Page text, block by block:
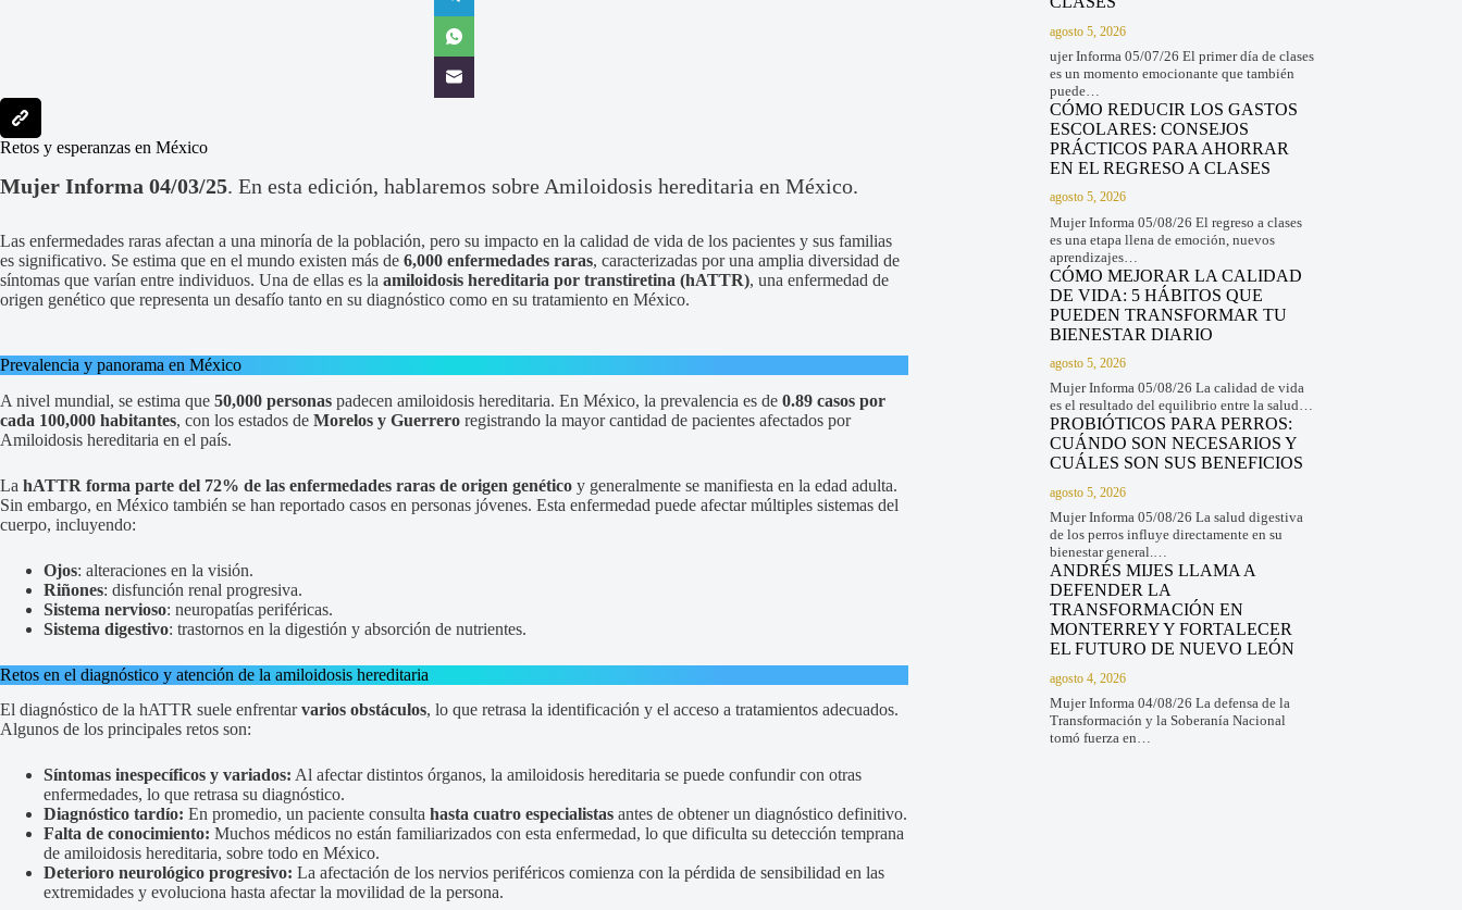
Retos y esperanzas en México
Mujer Informa 04/03/25. En esta edición, hablaremos sobre Amiloidosis hereditaria en México.
Las enfermedades raras afectan a una minoría de la población, pero su impacto en la calidad de vida de los pacientes y sus familias
es significativo. Se estima que en el mundo existen más de 6,000 enfermedades raras, caracterizadas por una amplia diversidad de
síntomas que varían entre individuos. Una de ellas es la amiloidosis hereditaria por transtiretina (hATTR), una enfermedad de
origen genético que representa un desafío tanto en su diagnóstico como en su tratamiento en México.
Prevalencia y panorama en México
A nivel mundial, se estima que 50,000 personas padecen amiloidosis hereditaria. En México, la prevalencia es de 0.89 casos por
cada 100,000 habitantes, con los estados de Morelos y Guerrero registrando la mayor cantidad de pacientes afectados por
Amiloidosis hereditaria en el país.
La hATTR forma parte del 72% de las enfermedades raras de origen genético y generalmente se manifiesta en la edad adulta.
Sin embargo, en México también se han reportado casos en personas jóvenes. Esta enfermedad puede afectar múltiples sistemas del
cuerpo, incluyendo:
Ojos: alteraciones en la visión.
Riñones: disfunción renal progresiva.
Sistema nervioso: neuropatías periféricas.
Sistema digestivo: trastornos en la digestión y absorción de nutrientes.
Retos en el diagnóstico y atención de la amiloidosis hereditaria
El diagnóstico de la hATTR suele enfrentarvarios obstáculos, lo que retrasa la identificación y el acceso a tratamientos adecuados.
Algunos de los principales retos son:
Síntomas inespecíficos y variados: Al afectar distintos órganos, la amiloidosis hereditaria se puede confundir con otras
enfermedades, lo que retrasa su diagnóstico.
Diagnóstico tardío: En promedio, un paciente consulta hasta cuatro especialistas antes de obtener un diagnóstico definitivo.
Falta de conocimiento: Muchos médicos no están familiarizados con esta enfermedad, lo que dificulta su detección temprana
de amiloidosis hereditaria, sobre todo en México.
Deterioro neurológico progresivo: La afectación de los nervios periféricos comienza con la pérdida de sensibilidad en las
extremidades y evoluciona hasta afectar la movilidad de la persona.
agosto 5, 2026
ujer Informa 05/07/26 El primer día de clases
es un momento emocionante que también
puede…
CÓMO REDUCIR LOS GASTOS
ESCOLARES: CONSEJOS
PRÁCTICOS PARA AHORRAR
EN EL REGRESO A CLASES
agosto 5, 2026
Mujer Informa 05/08/26 El regreso a clases
es una etapa llena de emoción, nuevos
aprendizajes…
CÓMO MEJORAR LA CALIDAD
DE VIDA: 5 HÁBITOS QUE
PUEDEN TRANSFORMAR TU
BIENESTAR DIARIO
agosto 5, 2026
Mujer Informa 05/08/26 La calidad de vida
es el resultado del equilibrio entre la salud…
PROBIÓTICOS PARA PERROS:
CUÁNDO SON NECESARIOS Y
CUÁLES SON SUS BENEFICIOS
agosto 5, 2026
Mujer Informa 05/08/26 La salud digestiva
de los perros influye directamente en su
bienestar general.…
ANDRÉS MIJES LLAMA A
DEFENDER LA
TRANSFORMACIÓN EN
MONTERREY Y FORTALECER
EL FUTURO DE NUEVO LEÓN
agosto 4, 2026
Mujer Informa 04/08/26 La defensa de la
Transformación y la Soberanía Nacional
tomó fuerza en…